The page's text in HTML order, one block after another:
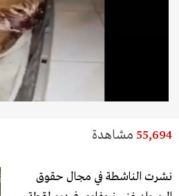
55,694 مشاهدة
نشرت الناشطة في مجال حقوق